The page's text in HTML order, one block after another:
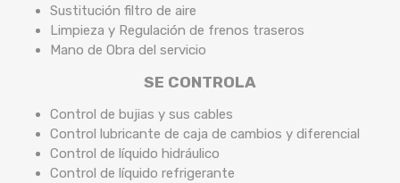
Sustitución filtro de aire
Limpieza y Regulación de frenos traseros
Mano de Obra del servicio
SE CONTROLA
Control de bujias y sus cables
Control lubricante de caja de cambios y diferencial
Control de líquido hidráulico
Control de líquido refrigerante